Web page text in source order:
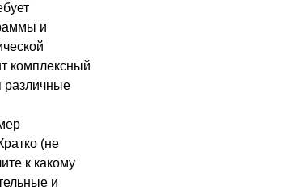
и
комплексный
различные
(не
к какому
и